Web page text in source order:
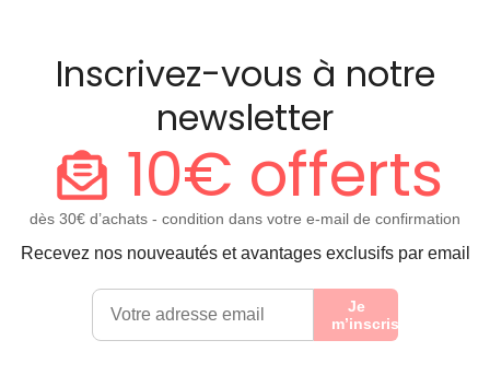
Inscrivez-vous à notre
newsletter
10€ offerts
dès 30€ d’achats - condition dans votre e-mail de confirmation
Recevez nos nouveautés et avantages exclusifs par email
Je
m’inscris